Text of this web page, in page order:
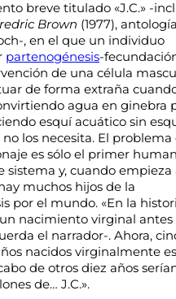
breve titulado «J.C.» -
Brown (1977),
, en el que un individuo
partenogénesis-
de una célula
de forma extraña
agua en ginebra
esquí acuático sin
los necesita. El problema
es sólo el primer
sistema y, cuando empieza
muchos hijos de la
por el mundo. «En la
nacimiento virginal antes
el narrador-. Ahora,
nacidos virginalmente
de otros diez años
de… J.C.».